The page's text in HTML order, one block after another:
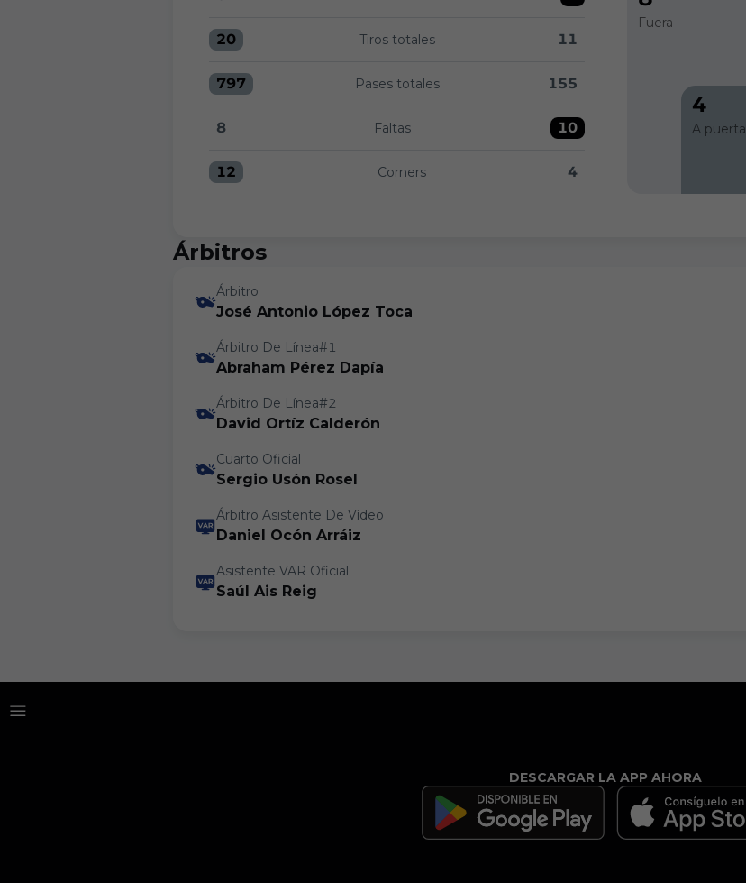
Tiros totales:FC Andorra 20 versus Burgos CF 11
20 Tiros totales 11
Pases totales:FC Andorra 797 versus Burgos CF 155
797 Pases totales 155
Faltas:FC Andorra 8 versus Burgos CF 10
8 Faltas 10
Corners:FC Andorra 12 versus Burgos CF 4
12 Corners 4
Fuera
4
A puerta
Árbitros
Árbitro
José Antonio López Toca
Árbitro De Línea#1
Abraham Pérez Dapía
Árbitro De Línea#2
David Ortíz Calderón
Cuarto Oficial
Sergio Usón Rosel
Árbitro Asistente De Vídeo
Daniel Ocón Arráiz
Asistente VAR Oficial
Saúl Ais Reig
DESCARGAR LA APP AHORA